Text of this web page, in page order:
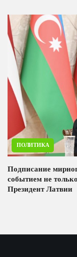
ПОЛИТИКА
Подписание
событием не
Президент Латвии